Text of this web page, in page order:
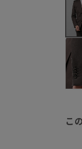
こ